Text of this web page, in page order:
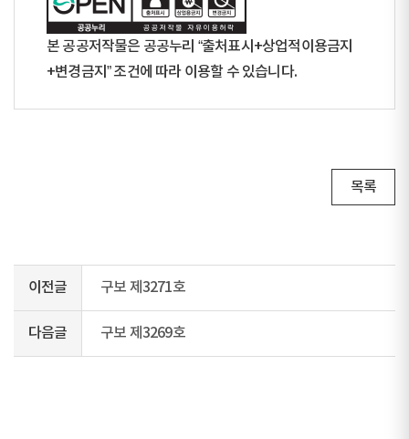
본 공공저작물은 공공누리 “출처표시+상업적이용금지
+변경금지” 조건에 따라 이용할 수 있습니다.
목록
이전글 구보 제3271호
다음글 구보 제3269호